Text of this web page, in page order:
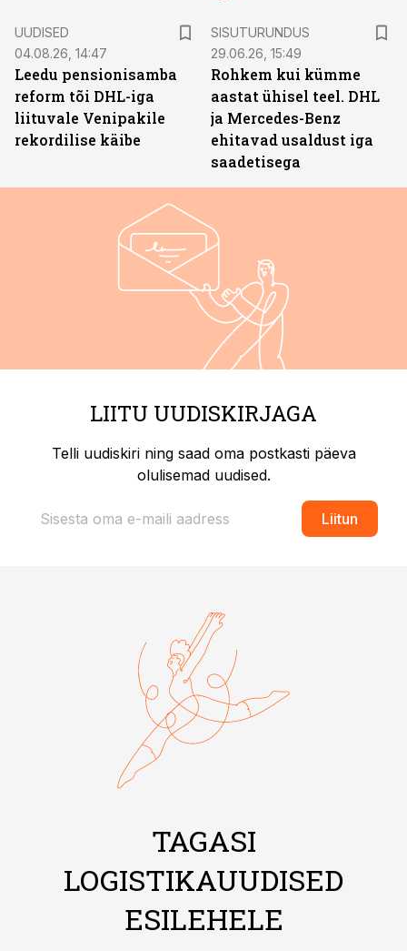
UUDISED
04.08.26, 14:47
Leedu pensionisamba
reform tõi DHL-iga
liituvale Venipakile
rekordilise käibe
SISUTURUNDUS
29.06.26, 15:49
Rohkem kui kümme
aastat ühisel teel. DHL
ja Mercedes-Benz
ehitavad usaldust iga
saadetisega
LIITU UUDISKIRJAGA
Telli uudiskiri ning saad oma postkasti päeva
olulisemad uudised.
Liitun
TAGASI
LOGISTIKAUUDISED
ESILEHELE